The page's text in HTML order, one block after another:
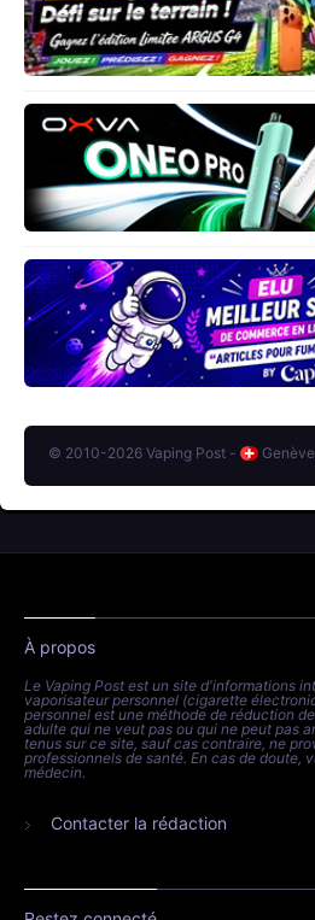
© 2010-2026 Vaping Post -
À propos
Le Vaping Post est un site d'informations
vaporisateur personnel (cigarette
personnel est une méthode de réduction
adulte qui ne veut pas ou qui ne peut pas
tenus sur ce site, sauf cas contraire, ne
professionnels de santé. En cas de doute,
médecin.
Contacter la rédaction